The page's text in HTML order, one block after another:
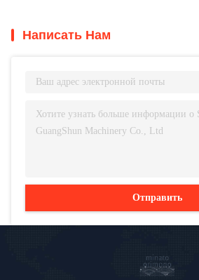
Написать Нам
Отправить